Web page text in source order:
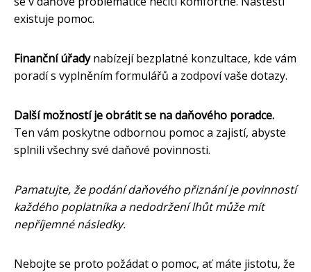
existuje pomoc.
Finanční úřadynabízejí bezplatné konzultace, kde vám
poradí s vyplněním formulářů a zodpoví vaše dotazy.
Další možností je obrátit se na daňového poradce.
Ten vám poskytne odbornou pomoc a zajistí, abyste
splnili všechny své daňové povinnosti.
Pamatujte, že podání daňového přiznání je povinností
každého poplatníka a nedodržení lhůt může mít
nepříjemné následky.
Nebojte se proto požádat o pomoc, ať máte jistotu, že